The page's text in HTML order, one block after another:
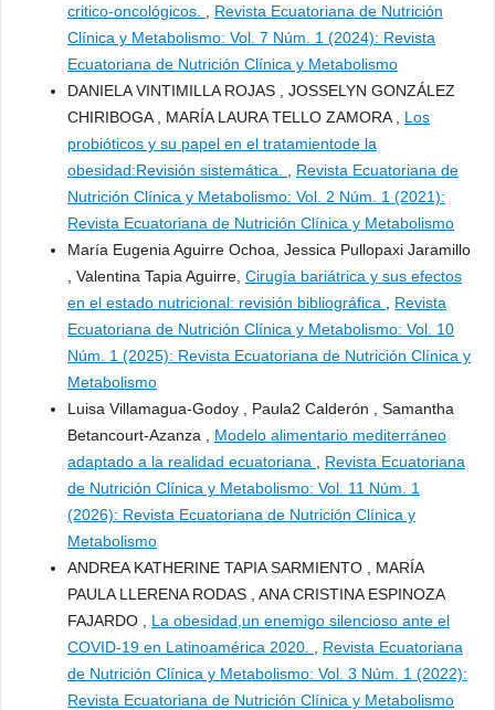
critico-oncológicos.
Revista Ecuatoriana de Nutrición
Clínica y Metabolismo: Vol. 7 Núm. 1 (2024): Revista
Ecuatoriana de Nutrición Clínica y Metabolismo
DANIELA VINTIMILLA ROJAS , JOSSELYN GONZÁLEZ
CHIRIBOGA , MARÍA LAURA TELLO ZAMORA , Los
probióticos y su papel en el tratamientode la
obesidad:Revisión sistemática.
Revista Ecuatoriana de
Nutrición Clínica y Metabolismo: Vol. 2 Núm. 1 (2021):
Revista Ecuatoriana de Nutrición Clínica y Metabolismo
María Eugenia Aguirre Ochoa, Jessica Pullopaxi Jaramillo
, Valentina Tapia Aguirre, Cirugía bariátrica y sus efectos
en el estado nutricional: revisión bibliográfica
Revista
Ecuatoriana de Nutrición Clínica y Metabolismo: Vol. 10
Núm. 1 (2025): Revista Ecuatoriana de Nutrición Clínica y
Metabolismo
Luisa Villamagua-Godoy , Paula2 Calderón , Samantha
Betancourt-Azanza , Modelo alimentario mediterráneo
adaptado a la realidad ecuatoriana
Revista Ecuatoriana
de Nutrición Clínica y Metabolismo: Vol. 11 Núm. 1
(2026): Revista Ecuatoriana de Nutrición Clínica y
Metabolismo
ANDREA KATHERINE TAPIA SARMIENTO , MARÍA
PAULA LLERENA RODAS , ANA CRISTINA ESPINOZA
FAJARDO , La obesidad,un enemigo silencioso ante el
COVID-19 en Latinoamérica 2020.
Revista Ecuatoriana
de Nutrición Clínica y Metabolismo: Vol. 3 Núm. 1 (2022):
Revista Ecuatoriana de Nutrición Clínica y Metabolismo